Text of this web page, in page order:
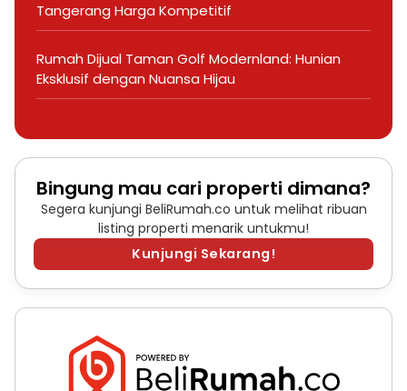
Tangerang Harga Kompetitif
Rumah Dijual Taman Golf Modernland: Hunian
Eksklusif dengan Nuansa Hijau
Bingung mau cari properti dimana?
Segera kunjungi BeliRumah.co untuk melihat ribuan
listing properti menarik untukmu!
Kunjungi Sekarang!